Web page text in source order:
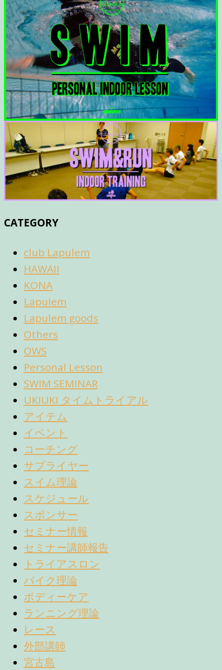
CATEGORY
club Lapulem
HAWAII
KONA
Lapulem
Lapulem goods
Others
OWS
Personal Lesson
SWIM SEMINAR
UKIUKI タイムトライアル
アイテム
イベント
コーチング
サプライヤー
スイム理論
スケジュール
スポンサー
セミナー情報
セミナー講師報告
トライアスロン
バイク理論
ボディーケア
ランニング理論
レース
外部講師
宮古島